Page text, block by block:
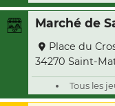
Marché de
Place du
34270 Saint-
Tous les